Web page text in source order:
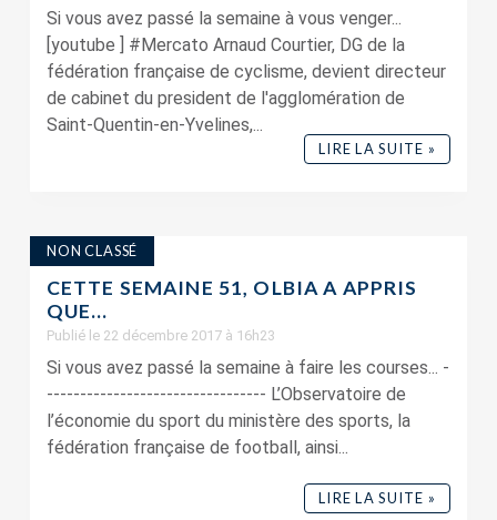
Si vous avez passé la semaine à vous venger...
[youtube ] #Mercato Arnaud Courtier, DG de la
fédération française de cyclisme, devient directeur
de cabinet du president de l'agglomération de
Saint-Quentin-en-Yvelines,...
LIRE LA SUITE »
NON CLASSÉ
CETTE SEMAINE 51, OLBIA A APPRIS
QUE…
Publié le 22 décembre 2017 à 16h23
Si vous avez passé la semaine à faire les courses... -
--------------------------------- L’Observatoire de
l’économie du sport du ministère des sports, la
fédération française de football, ainsi...
LIRE LA SUITE »